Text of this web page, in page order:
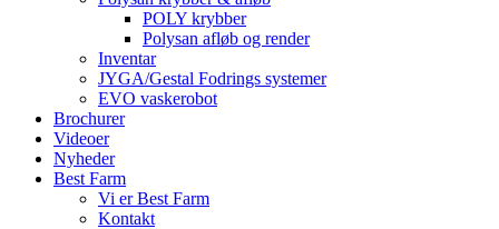
POLY krybber
Polysan afløb og render
Inventar
JYGA/Gestal Fodrings systemer
EVO vaskerobot
Brochurer
Videoer
Nyheder
Best Farm
Vi er Best Farm
Kontakt